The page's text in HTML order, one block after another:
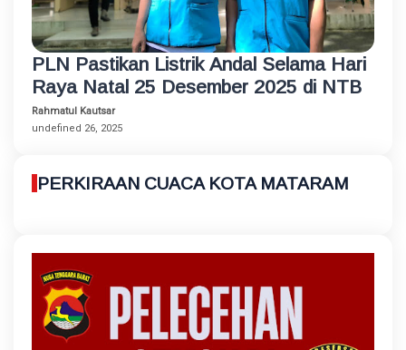
PLN Pastikan Listrik Andal Selama Hari
Raya Natal 25 Desember 2025 di NTB
Rahmatul Kautsar
undefined 26, 2025
PERKIRAAN CUACA KOTA MATARAM